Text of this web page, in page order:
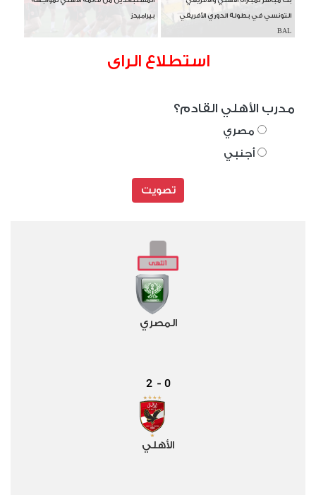
التونسي في بطولة الدوري الأفريقي
BAL
بيراميدز
استطلاع الراى
مدرب الأهلي القادم؟
مصري
أجنبي
تصويت
المصري
0
-
2
الأهلي